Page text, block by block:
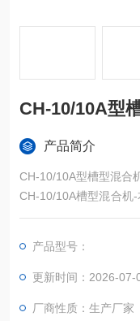
CH-10/10A型
产品简介
CH-10/10A型槽型混合
CH-10/10A槽型混合机-
位，将粉状物料的均匀
产品型号：
更新时间：2026-07-
厂商性质：生产厂家